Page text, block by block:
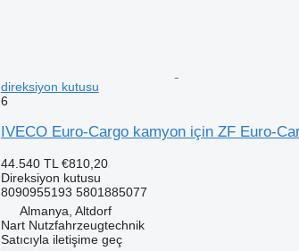
direksiyon kutusu
6
IVECO Euro-Cargo kamyon için ZF Euro-
44.540 TL €810,20
Direksiyon kutusu
8090955193 5801885077
Almanya, Altdorf
Nart Nutzfahrzeugtechnik
Satıcıyla iletişime geç